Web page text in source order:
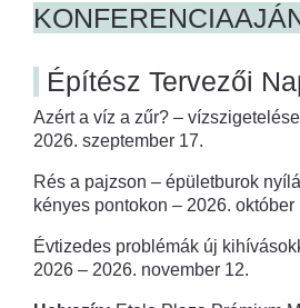
Építész Tervezői
Azért a víz a zűr? –
2026. szeptember 17.
Rés a pajzson – épületburok
kényes pontokon – 2026. október
Évtizedes problémák új
2026 – 2026. november 12.